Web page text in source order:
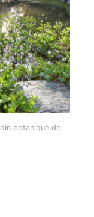
botanique de